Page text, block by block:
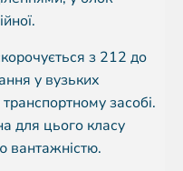
з 212 до
у вузьких
засобі.
для цього класу
вантажністю.